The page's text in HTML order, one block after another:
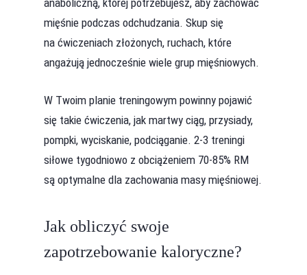
anaboliczną, której potrzebujesz, aby zachować
mięśnie podczas odchudzania. Skup się
na ćwiczeniach złożonych, ruchach, które
angażują jednocześnie wiele grup mięśniowych.
W Twoim planie treningowym powinny pojawić
się takie ćwiczenia, jak martwy ciąg, przysiady,
pompki, wyciskanie, podciąganie. 2-3 treningi
siłowe tygodniowo z obciążeniem 70-85% RM
są optymalne dla zachowania masy mięśniowej.
Jak obliczyć swoje
zapotrzebowanie kaloryczne?